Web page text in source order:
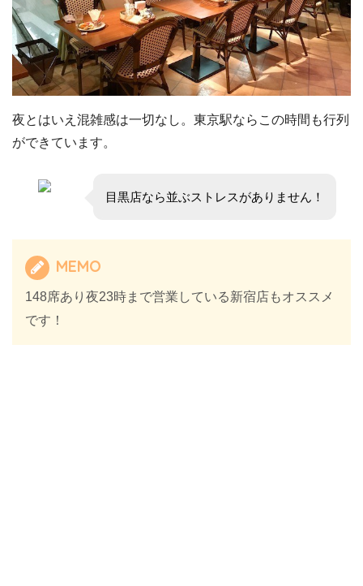
夜とはいえ混雑感は一切なし。東京駅ならこの時間も行列
ができています。
目黒店なら並ぶストレスがありません！
MEMO
148席あり夜23時まで営業している新宿店もオススメ
です！